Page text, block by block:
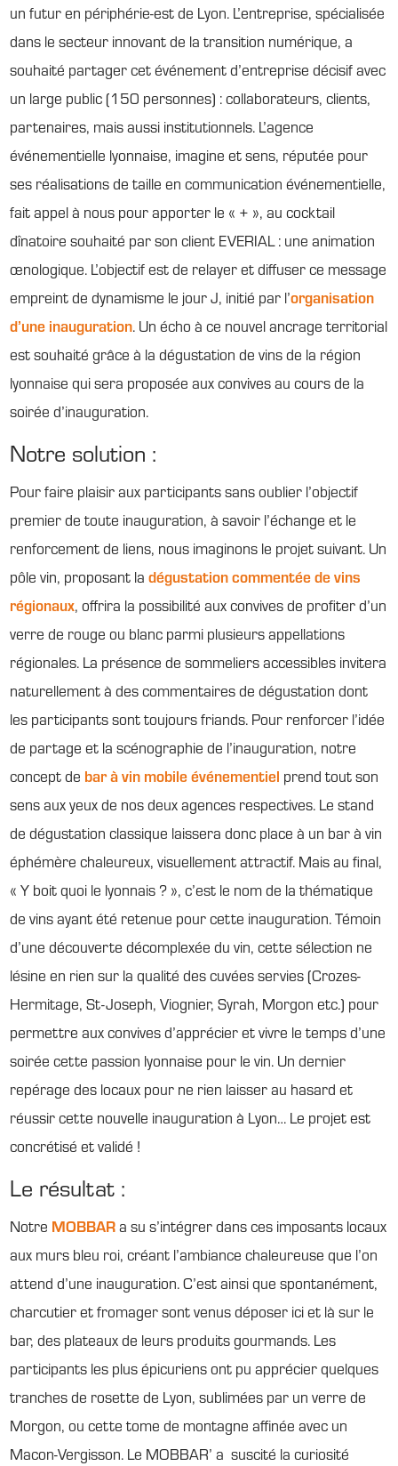
un futur en périphérie-est de Lyon. L’entreprise, spécialisée
dans le secteur innovant de la transition numérique, a
souhaité partager cet événement d’entreprise décisif avec
un large public (150 personnes) : collaborateurs, clients,
partenaires, mais aussi institutionnels. L’agence
événementielle lyonnaise, imagine et sens, réputée pour
ses réalisations de taille en communication événementielle,
fait appel à nous pour apporter le « + », au cocktail
dînatoire souhaité par son client EVERIAL : une animation
œnologique. L’objectif est de relayer et diffuser ce message
empreint de dynamisme le jour J, initié par l’organisation
d’une inauguration. Un écho à ce nouvel ancrage territorial
est souhaité grâce à la dégustation de vins de la région
lyonnaise qui sera proposée aux convives au cours de la
soirée d’inauguration.
Notre solution :
Pour faire plaisir aux participants sans oublier l’objectif
premier de toute inauguration, à savoir l’échange et le
renforcement de liens, nous imaginons le projet suivant. Un
pôle vin, proposant ladégustation commentée de vins
régionaux, offrira la possibilité aux convives de profiter d’un
verre de rouge ou blanc parmi plusieurs appellations
régionales. La présence de sommeliers accessibles invitera
naturellement à des commentaires de dégustation dont
les participants sont toujours friands. Pour renforcer l’idée
de partage et la scénographie de l’inauguration, notre
concept de bar à vin mobile événementiel prend tout son
sens aux yeux de nos deux agences respectives. Le stand
de dégustation classique laissera donc place à un bar à vin
éphémère chaleureux, visuellement attractif. Mais au final,
« Y boit quoi le lyonnais ? », c’est le nom de la thématique
de vins ayant été retenue pour cette inauguration. Témoin
d’une découverte décomplexée du vin, cette sélection ne
lésine en rien sur la qualité des cuvées servies (Crozes-
Hermitage, St-Joseph, Viognier, Syrah, Morgon etc.) pour
permettre aux convives d’apprécier et vivre le temps d’une
soirée cette passion lyonnaise pour le vin. Un dernier
repérage des locaux pour ne rien laisser au hasard et
réussir cette nouvelle inauguration à Lyon… Le projet est
concrétisé et validé !
Le résultat :
Notre MOBBARa su s’intégrer dans ces imposants locaux
aux murs bleu roi, créant l’ambiance chaleureuse que l’on
attend d’une inauguration. C’est ainsi que spontanément,
charcutier et fromager sont venus déposer ici et là sur le
bar, des plateaux de leurs produits gourmands. Les
participants les plus épicuriens ont pu apprécier quelques
tranches de rosette de Lyon, sublimées par un verre de
Morgon, ou cette tome de montagne affinée avec un
Macon-Vergisson. Le MOBBAR’ a suscité la curiosité